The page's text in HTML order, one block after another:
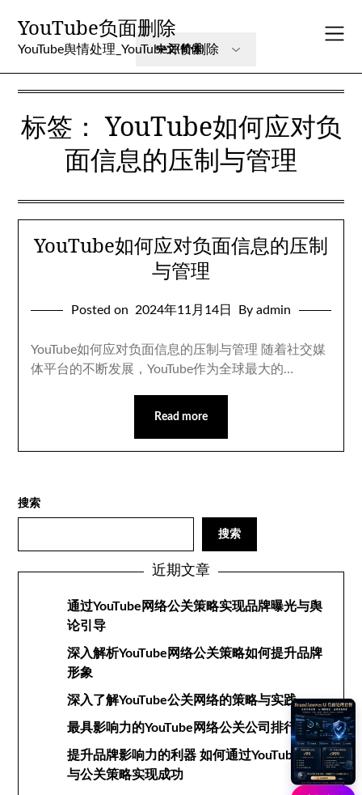
content
YouTube负面删除
YouTube舆情处理_YouTube评价删除
标签：YouTube如何应对负
面信息的压制与管理
YouTube如何应对负面信息的压制
与管理
Posted on 2024年11月14日 By admin
YouTube如何应对负面信息的压制与管理 随着社交媒
体平台的不断发展，YouTube作为全球最大的…
Read more
搜索
搜索
近期文章
通过YouTube网络公关策略实现品牌曝光与舆
论引导
深入解析YouTube网络公关策略如何提升品牌
形象
深入了解YouTube公关网络的策略与实践
最具影响力的YouTube网络公关公司排行榜
提升品牌影响力的利器 如何通过YouTube网络
与公关策略实现成功